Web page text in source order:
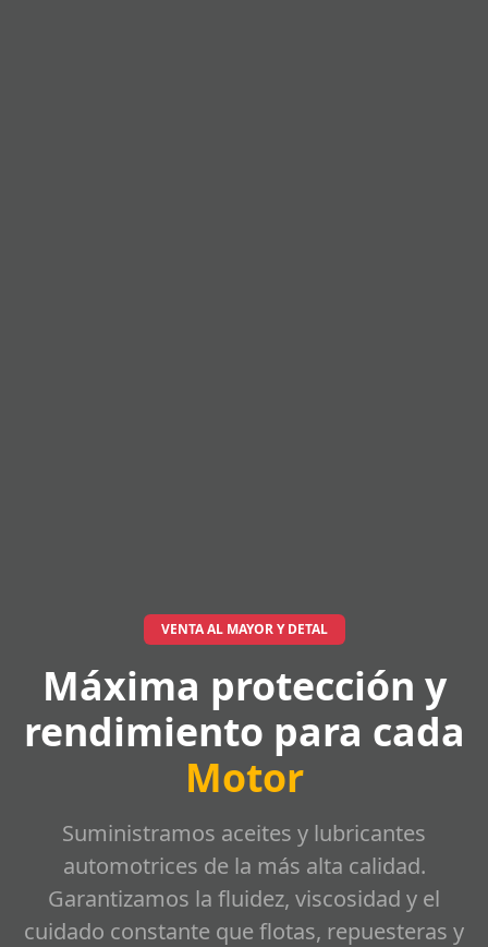
VENTA AL MAYOR Y DETAL
Máxima protección y
rendimiento para cada
Motor
Suministramos aceites y lubricantes
automotrices de la más alta calidad.
Garantizamos la fluidez, viscosidad y el
cuidado constante que flotas, repuesteras y